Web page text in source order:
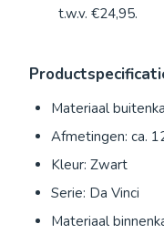
t.w.v. €24,95.
Materiaal
Afmetingen: ca.
Kleur: Zwart
Serie: Da Vinci
Materiaal